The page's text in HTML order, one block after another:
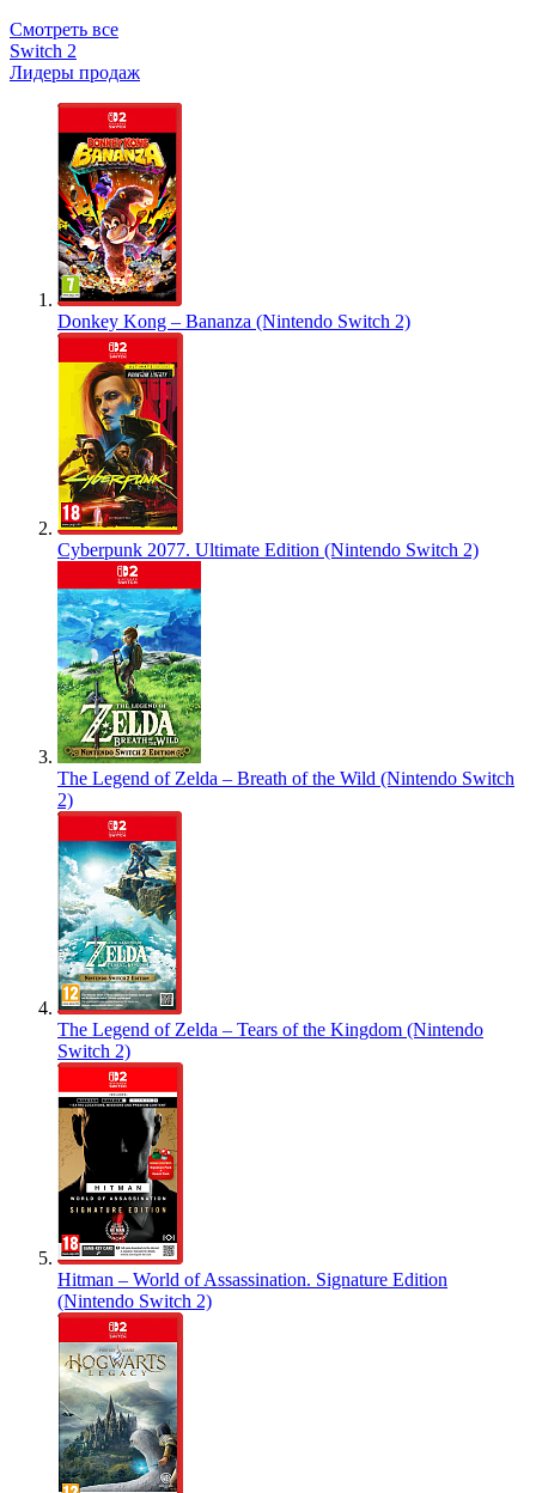
Смотреть все
Switch 2
Лидеры продаж
Donkey Kong – Bananza (Nintendo Switch 2)
Cyberpunk 2077. Ultimate Edition (Nintendo Switch 2)
The Legend of Zelda – Breath of the Wild (Nintendo Switch
2)
The Legend of Zelda – Tears of the Kingdom (Nintendo
Switch 2)
Hitman – World of Assassination. Signature Edition
(Nintendo Switch 2)